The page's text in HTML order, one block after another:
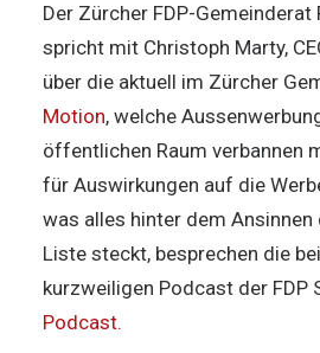
Der Zürcher FDP-Gemeinderat
spricht mit Christoph Marty,
über die aktuell im Zürcher
Motion, welche
öffentlichen Raum verbannen
für Auswirkungen auf die
was alles hinter dem Ansinnen
Liste steckt, besprechen die
kurzweiligen Podcast der FDP
Podcast.